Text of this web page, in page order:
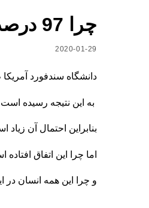
چرا 97 درصد مردم دنیا هدفی در زندگیشان ندارند!؟
2020-01-29
دانشگاه سندفورد
به این نتیجه رسیده است که 97 درصد مردم کره زمین بی هدف
بنابراین احتمال آن
اما چرا این اتفاق
و چرا این همه انسان